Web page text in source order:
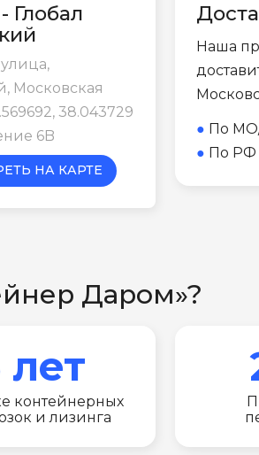
Глобал
Московская
38.043729
6B
НА КАРТЕ
Наша
● По МО/
● По РФ
Даром»?
лет
контейнерных
и лизинга